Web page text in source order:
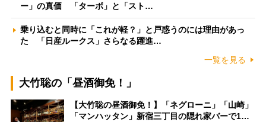
ー」の真価 「ターボ」と「スト…
乗り込むと同時に「これが軽？」と戸惑うのには理由があっ
た 「日産ルークス」さらなる躍進…
一覧を見る
大竹聡の「昼酒御免！」
【大竹聡の昼酒御免！】「ネグローニ」「山崎」
「マンハッタン」新宿三丁目の隠れ家バーで1…